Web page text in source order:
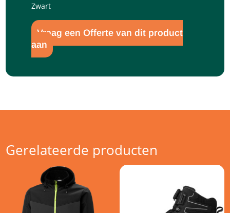
Zwart
Vraag een Offerte van dit product
aan
Gerelateerde producten